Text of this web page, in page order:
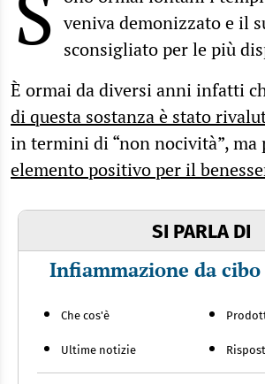
veniva demonizzato e il
sconsigliato per le più
È ormai da diversi anni infatti
di questa sostanza è stato
in termini di “non nocività”, ma
elemento positivo per il
SI PARLA DI
Infiammazione da cibo
Che cos'è
Ultime notizie